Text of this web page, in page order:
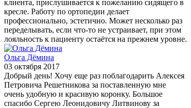
клиента, прислушивается к пожеланию сидящего в
кресле. Работу по ортопедии делает
профессионально, эстетично. Может несколько раз
переделывать, если что-то не устраивает, при этом
лояльность к пациенту остаётся на прежнем уровне.
Ольга Дёмина
03 октября 2017
Добрый день! Хочу еще раз поблагодарить Алексея
Петровича Решетникова за поставленную мне
очень удобную и красивую коронку. Большое
спасибо Сергею Леонидовичу Литвинову за